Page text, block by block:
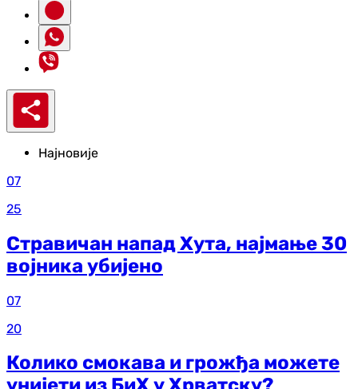
Најновије
07
25
Стравичан напад Хута, најмање 30
војника убијено
07
20
Колико смокава и грожђа можете